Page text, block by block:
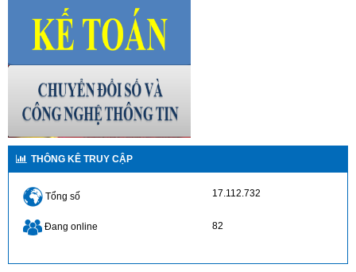
THÔNG KÊ TRUY CẬP
Tổng số 17.112.732
Đang online 82